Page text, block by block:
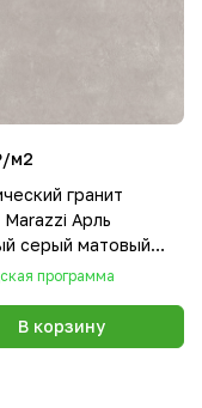
м2
гранит
Marazzi Арль
серый матовый
60x60x0,9
программа
В корзину